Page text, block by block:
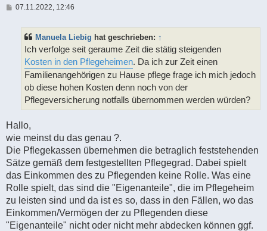
B07.11.2022, 12:46
Manuela Liebig hat geschrieben: ↑
Ich verfolge seit geraume Zeit die stätig steigenden
Kosten in den Pflegeheimen. Da ich zur Zeit einen
Familienangehörigen zu Hause pflege frage ich mich jedoch
ob diese hohen Kosten denn noch von der
Pflegeversicherung notfalls übernommen werden würden?
Hallo,
wie meinst du das genau ?.
Die Pflegekassen übernehmen die betraglich feststehenden
Sätze gemäß dem festgestellten Pflegegrad. Dabei spielt
das Einkommen des zu Pflegenden keine Rolle. Was eine
Rolle spielt, das sind die "Eigenanteile", die im Pflegeheim
zu leisten sind und da ist es so, dass in den Fällen, wo das
Einkommen/Vermögen der zu Pflegenden diese
"Eigenanteile" nicht oder nicht mehr abdecken können ggf.